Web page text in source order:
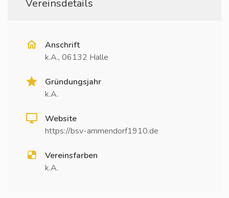
Vereinsdetails
Anschrift
k.A., 06132 Halle
Gründungsjahr
k.A.
Website
https://bsv-ammendorf1910.de
Vereinsfarben
k.A.